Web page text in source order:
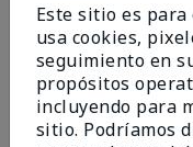
¿Le ha
opinión?
4 0
Marcar esta
Este sitio es para
usa cookies,
seguimiento en
propósitos
incluyendo para
sitio. Podríamos